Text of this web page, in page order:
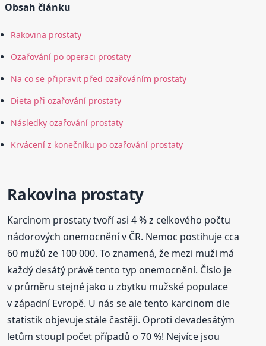
Obsah článku
Rakovina prostaty
Ozařování po operaci prostaty
Na co se připravit před ozařováním prostaty
Dieta při ozařování prostaty
Následky ozařování prostaty
Krvácení z konečníku po ozařování prostaty
Rakovina prostaty
Karcinom prostaty tvoří asi 4 % z celkového počtu
nádorových onemocnění v ČR. Nemoc postihuje cca
60 mužů ze 100 000. To znamená, že mezi muži má
každý desátý právě tento typ onemocnění. Číslo je
v průměru stejné jako u zbytku mužské populace
v západní Evropě. U nás se ale tento karcinom dle
statistik objevuje stále častěji. Oproti devadesátým
letům stoupl počet případů o 70 %! Nejvíce jsou